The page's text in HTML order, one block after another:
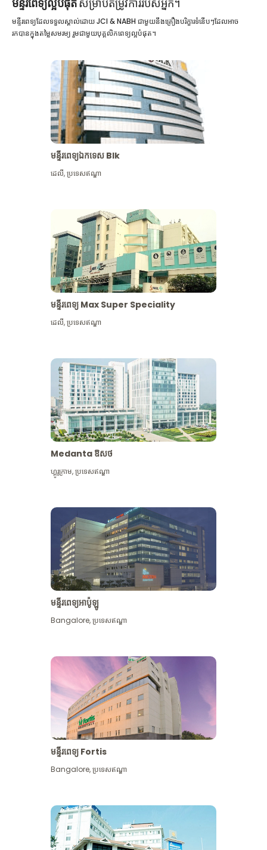
មន្ទីរពេទ្យល្អបំផុតសម្រាប់តម្រូវការរបស់អ្នក។
មើល​ច្រើន​ទៀត
មន្ទីរពេទ្យដែលទទួលស្គាល់ដោយ JCI & NABH ជាមួយនឹងគ្រឿងបរិក្ខារទំនើបៗដែលអាច
រកបានក្នុងតម្លៃសមរម្យ រួមជាមួយបុគ្គលិកពេទ្យល្អបំផុត។
មន្ទីរពេទ្យឯកទេស Blk
ដេលី,ប្រទេសឥណ្ឌា
មន្ទីរពេទ្យ Max Super Speciality
ដេលី,ប្រទេសឥណ្ឌា
Medanta ឱសថ
ហ្គូរូក្រាម,ប្រទេសឥណ្ឌា
មន្ទីរពេទ្យអាប៉ូឡូ
Bangalore,ប្រទេសឥណ្ឌា
មន្ទីរពេទ្យ Fortis
Bangalore,ប្រទេសឥណ្ឌា